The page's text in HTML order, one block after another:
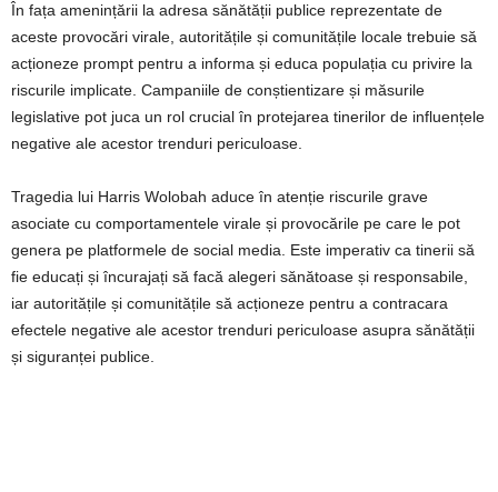
În fața amenințării la adresa sănătății publice reprezentate de
aceste provocări virale, autoritățile și comunitățile locale trebuie să
acționeze prompt pentru a informa și educa populația cu privire la
riscurile implicate. Campaniile de conștientizare și măsurile
legislative pot juca un rol crucial în protejarea tinerilor de influențele
negative ale acestor trenduri periculoase.
Tragedia lui Harris Wolobah aduce în atenție riscurile grave
asociate cu comportamentele virale și provocările pe care le pot
genera pe platformele de social media. Este imperativ ca tinerii să
fie educați și încurajați să facă alegeri sănătoase și responsabile,
iar autoritățile și comunitățile să acționeze pentru a contracara
efectele negative ale acestor trenduri periculoase asupra sănătății
și siguranței publice.